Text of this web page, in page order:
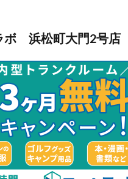
ボ 浜松町大門2号店